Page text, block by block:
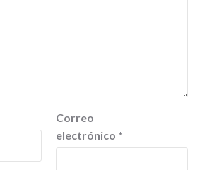
Correo
electrónico *